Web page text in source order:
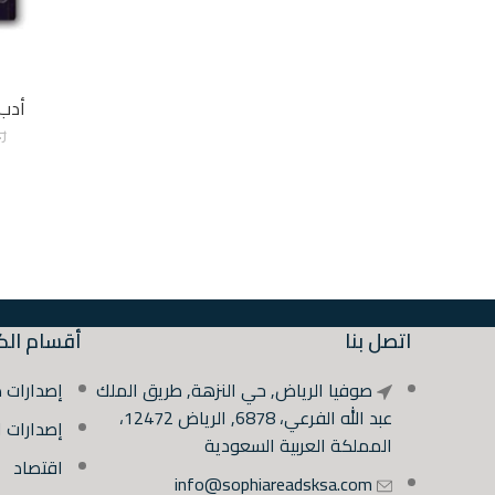
اتصل بنا
صوفيا الرياض, حي النزهة, طريق الملك
عبد الله الفرعي، 6878, الرياض 12472،
المملكة العربية السعودية
info@sophiareadsksa.com
أقسام
اقتصاد